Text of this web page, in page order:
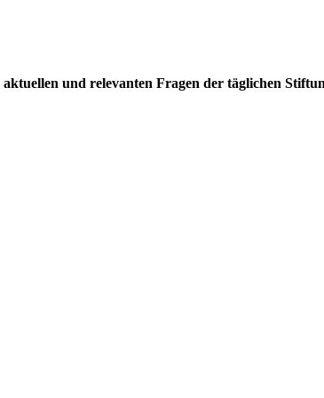
aktuellen und relevanten Fragen der täglichen